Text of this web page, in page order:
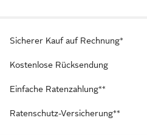
Sicherer Kauf auf Rechnung*
Kostenlose Rücksendung
Einfache Ratenzahlung**
Ratenschutz-Versicherung**